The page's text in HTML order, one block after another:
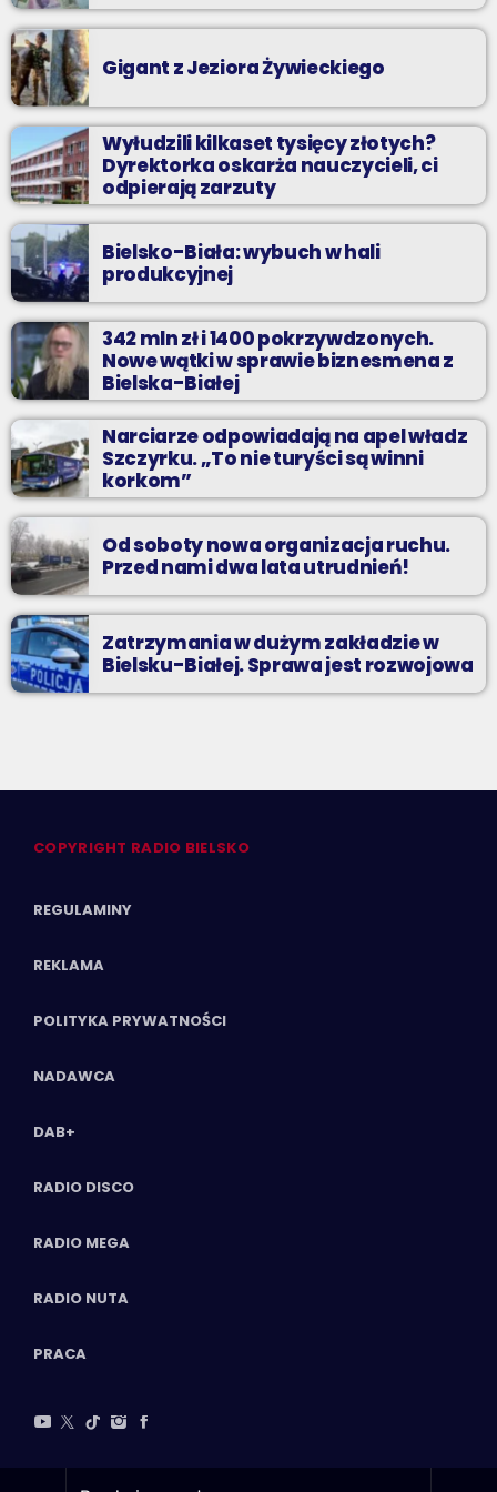
Gigant z Jeziora Żywieckiego
Wyłudzili kilkaset tysięcy złotych?
Dyrektorka oskarża nauczycieli, ci
odpierają zarzuty
Bielsko-Biała: wybuch w hali
produkcyjnej
342 mln zł i 1400 pokrzywdzonych.
Nowe wątki w sprawie biznesmena z
Bielska-Białej
Narciarze odpowiadają na apel władz
Szczyrku. „To nie turyści są winni
korkom”
Od soboty nowa organizacja ruchu.
Przed nami dwa lata utrudnień!
Zatrzymania w dużym zakładzie w
Bielsku-Białej. Sprawa jest rozwojowa
COPYRIGHT RADIO BIELSKO
REGULAMINY
REKLAMA
POLITYKA PRYWATNOŚCI
NADAWCA
DAB+
RADIO DISCO
RADIO MEGA
RADIO NUTA
PRACA